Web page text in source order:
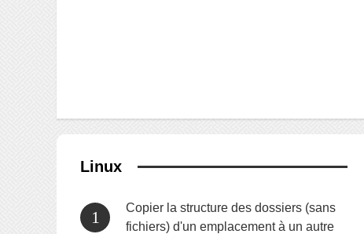
Linux
Copier la structure des dossiers (sans
fichiers) d'un emplacement à un autre